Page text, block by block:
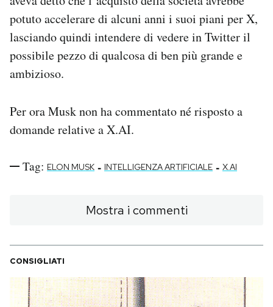
potuto accelerare di alcuni anni i suoi piani per X,
lasciando quindi intendere di vedere in Twitter il
possibile pezzo di qualcosa di ben più grande e
ambizioso.
Per ora Musk non ha commentato né risposto a
domande relative a X.AI.
Tag: ELON MUSK - INTELLIGENZA ARTIFICIALE - X.AI
Mostra i commenti
CONSIGLIATI